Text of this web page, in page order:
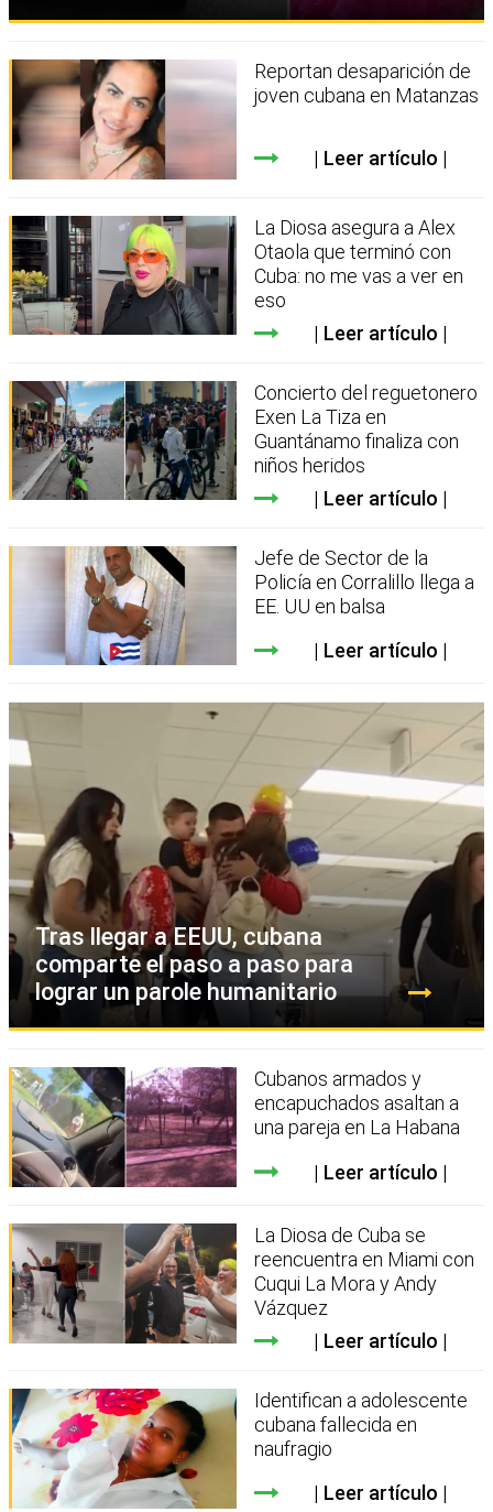
Reportan desaparición de
joven cubana en Matanzas
Leer artículo
La Diosa asegura a Alex
Otaola que terminó con
Cuba: no me vas a ver en
eso
Leer artículo
Concierto del reguetonero
Exen La Tiza en
Guantánamo finaliza con
niños heridos
Leer artículo
Jefe de Sector de la
Policía en Corralillo llega a
EE. UU en balsa
Leer artículo
Tras llegar a EEUU, cubana
comparte el paso a paso para
lograr un parole humanitario
Cubanos armados y
encapuchados asaltan a
una pareja en La Habana
Leer artículo
La Diosa de Cuba se
reencuentra en Miami con
Cuqui La Mora y Andy
Vázquez
Leer artículo
Identifican a adolescente
cubana fallecida en
naufragio
Leer artículo